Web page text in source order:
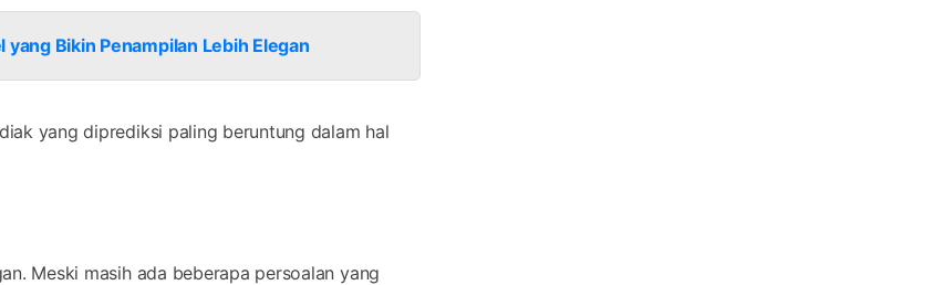
yang Bikin Penampilan Lebih Elegan
yang diprediksi paling beruntung dalam hal
Meski masih ada beberapa persoalan yang